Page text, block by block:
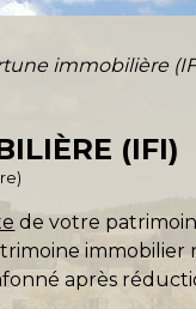
immobilière
(IFI)
de votre
immobilier
après